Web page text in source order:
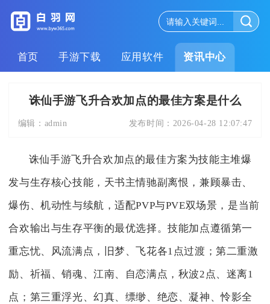
首页 手游下载 应用软件 资讯中心
诛仙手游飞升合欢加点的最佳方案是什么
编辑： admin 发布时间： 2026-04-28 12:07:47
诛仙手游飞升合欢加点的最佳方案为技能主堆爆
发与生存核心技能，天书主情驰副离恨，兼顾暴击、
爆伤、机动性与续航，适配PVP与PVE双场景，是当前
合欢输出与生存平衡的最优选择。技能加点遵循第一
重忘忧、风流满点，旧梦、飞花各1点过渡；第二重激
励、祈福、销魂、江南、自恋满点，秋波2点、迷离1
点；第三重浮光、幻真、缥缈、绝恋、凝神、怜影全